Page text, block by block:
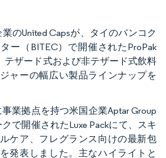
のUnited Capsが、タイのバンコク
ー（BITEC）で開催されたProPak
テザード式および非テザード式飲料
ャーの幅広い製品ラインナップを
業拠点を持つ米国企業Aptar Group
で開催されたLuxe Packにて、スキ
ケア、フレグランス向けの最新包
発表しました。主なハイライトと